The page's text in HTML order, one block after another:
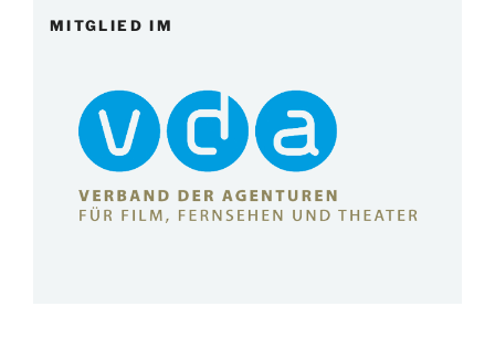
MITGLIED IM